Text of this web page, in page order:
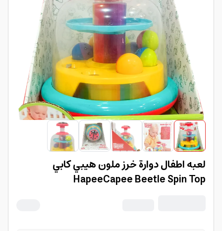
لعبه اطفال دوارة خرز ملون هيبي كابي
HapeeCapee Beetle Spin Top